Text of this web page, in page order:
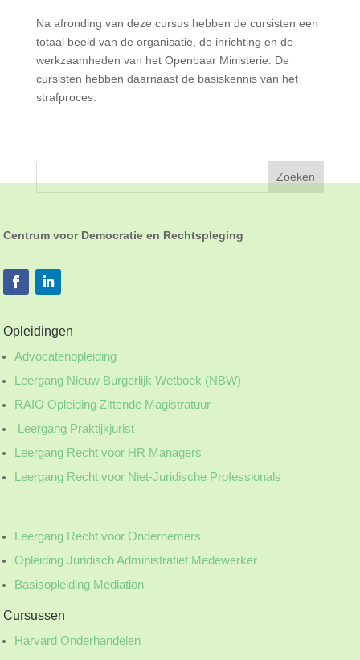
Na afronding van deze cursus hebben de cursisten een
totaal beeld van de organisatie, de inrichting en de
werkzaamheden van het Openbaar Ministerie. De
cursisten hebben daarnaast de basiskennis van het
strafproces.
Centrum voor Democratie en Rechtspleging
Opleidingen
Advocatenopleiding
Leergang Nieuw Burgerlijk Wetboek (NBW)
RAIO Opleiding Zittende Magistratuur
Leergang Praktijkjurist
Leergang Recht voor HR Managers
Leergang Recht voor Niet-Juridische Professionals
Leergang Recht voor Ondernemers
Opleiding Juridisch Administratief Medewerker
Basisopleiding Mediation
Cursussen
Harvard Onderhandelen